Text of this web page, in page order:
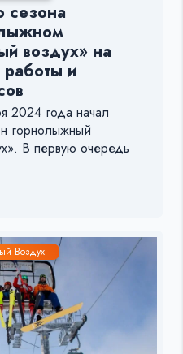
сезона
воздух» на
и
2024 года начал
горнолыжный
В первую очередь
Воздух